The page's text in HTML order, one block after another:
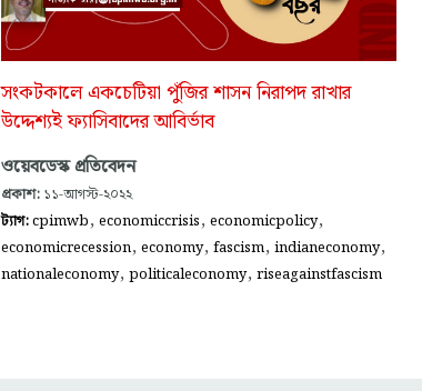
সংকটকালে একচেটিয়া পুঁজির শাসন নিরাপদ রাখার
উদ্দেশ্যই ফ্যাসিবাদের আবির্ভাব
ওয়েবডেস্ক প্রতিবেদন
প্রকাশ: ১১-আগস্ট-২০২২
ট্যাগ:cpimwb, economiccrisis, economicpolicy,
economicrecession, economy, fascism, indianeconomy,
nationaleconomy, politicaleconomy, riseagainstfascism